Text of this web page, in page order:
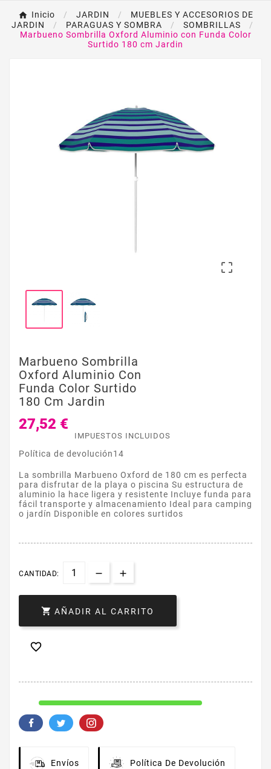
Inicio JARDIN
MUEBLES Y ACCESORIOS DE
JARDIN
PARAGUAS Y SOMBRA
SOMBRILLAS
Marbueno Sombrilla Oxford Aluminio con Funda Color
Surtido 180 cm Jardin

Marbueno Sombrilla
Oxford Aluminio Con
Funda Color Surtido
180 Cm Jardin
27,52 €
IMPUESTOS INCLUIDOS
Política de devolución14
La sombrilla Marbueno Oxford de 180 cm es perfecta
para disfrutar de la playa o piscina Su estructura de
aluminio la hace ligera y resistente Incluye funda para
fácil transporte y almacenamiento Ideal para camping
o jardín Disponible en colores surtidos
CANTIDAD:
 AÑADIR AL CARRITO

Envíos Política De Devolución